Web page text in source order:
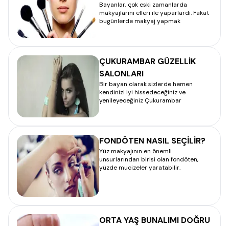
Bayanlar, çok eski zamanlarda
makyajlarını elleri ile yaparlardı. Fakat
bugünlerde makyaj yapmak
ÇUKURAMBAR GÜZELLİK
SALONLARI
Bir bayan olarak sizlerde hemen
kendinizi iyi hissedeceğiniz ve
yenileyeceğiniz Çukurambar
FONDÖTEN NASIL SEÇİLİR?
Yüz makyajının en önemli
unsurlarından birisi olan fondöten,
yüzde mucizeler yaratabilir.
ORTA YAŞ BUNALIMI DOĞRU